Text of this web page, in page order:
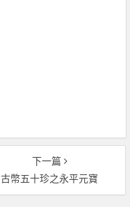
下一篇
古幣五十珍之永平元寶